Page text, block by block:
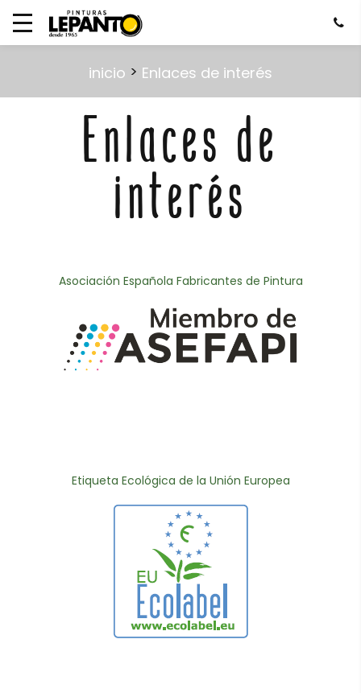
inicio > Enlaces de interés
Enlaces de
interés
Asociación Española Fabricantes de Pintura
Etiqueta Ecológica de la Unión Europea